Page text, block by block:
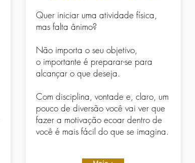
Quer iniciar uma atividade física,
mas falta ânimo?
Não importa o seu objetivo,
o importante é preparar-se para
alcançar o que deseja.
Com disciplina, vontade e, claro, um
pouco de diversão você vai ver que
fazer a motivação ecoar dentro de
você é mais fácil do que se imagina.